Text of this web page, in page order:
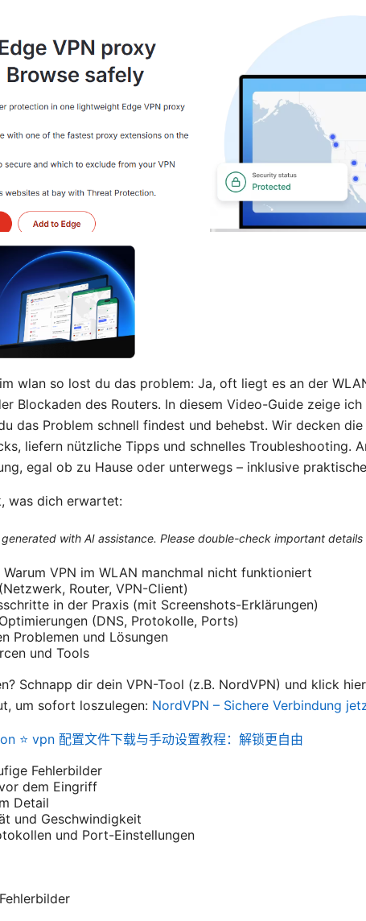
wlan so lost du das problem: Ja, oft liegt es an der
Blockaden des Routers. In diesem Video-Guide zeige
das Problem schnell findest und behebst. Wir decken
liefern nützliche Tipps und schnelles Troubleshooting.
egal ob zu Hause oder unterwegs – inklusive
was dich erwartet:
with AI assistance. Please double-check important
Warum VPN im WLAN manchmal nicht funktioniert
Router, VPN-Client)
in der Praxis (mit Screenshots-Erklärungen)
(DNS, Protokolle, Ports)
Problemen und Lösungen
und Tools
Schnapp dir dein VPN-Tool (z.B. NordVPN) und klick
um sofort loszulegen: NordVPN – Sichere Verbindung
⭐ vpn 配置文件下载与手动设置教程：解锁更自由
Fehlerbilder
dem Eingriff
Detail
und Geschwindigkeit
und Port-Einstellungen